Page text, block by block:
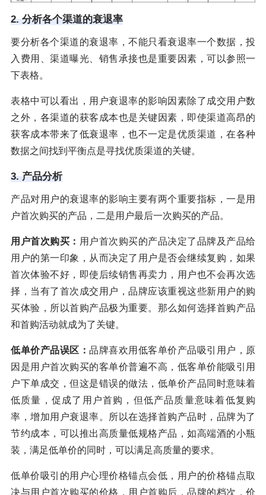
2. 分析各个渠道的衰退率
要分析各个渠道的衰退率，不能只看衰退率一个数据，投
入费用、渠道曝光、销售承接也是重要因素，可以参照一
下表格。
表格中可以看出，用户衰退率的影响因素除了成交用户数
之外，各渠道的获客成本也是关键因素，即使渠道高昂的
获客成本带来了低衰退率，也不一定是优质渠道，在各种
数据之间找到平衡点是寻找优质渠道的关键。
3. 产品分析
产品对用户的衰退率的影响主要有两个重要指标，一是用
户首次购买的产品，二是用户最后一次购买的产品。
用户首次购买： 用户首次购买的产品决定了品牌及产品给
用户的第一印象，从而决定了用户是否会继续复购，如果
首次体验不好，即使后续销售再卖力，用户也不会再次选
择，当有了首次成交用户，品牌应该重视这些新用户的购
买体验，所以首购产品极为重要。那么如何选择首购产品
和首购活动就成为了关键。
低单价产品误区： 品牌喜欢用低客单价产品吸引用户，原
因是用户首次购买的客单价普遍不高，低客单价能吸引用
户下单成交，但这是错误的做法，低单价产品同时意味着
低质量，促成了用户首购，但低产品质量意味着低复购
率，增加用户衰退率。所以在选择首购产品时，品牌为了
节约成本，可以推出高质量低规格产品，如高端酒的小瓶
装，满足低单价的同时，可以满足高质量的要求。
低单价吸引的用户心理价格锚点会低，用户的价格锚点取
决与用户首次购买的价格，用户首购后，品牌的档次，价